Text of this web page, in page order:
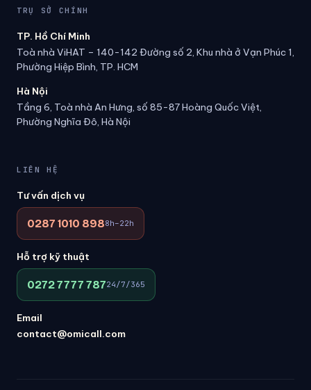
TRỤ SỞ CHÍNH
TP. Hồ Chí Minh
Toà nhà ViHAT – 140-142 Đường số 2, Khu nhà ở Vạn Phúc 1,
Phường Hiệp Bình, TP. HCM
Hà Nội
Tầng 6, Toà nhà An Hưng, số 85-87 Hoàng Quốc Việt,
Phường Nghĩa Đô, Hà Nội
LIÊN HỆ
Tư vấn dịch vụ
0287 1010 8988h–22h
Hỗ trợ kỹ thuật
0272 7777 78724/7/365
Email
contact@omicall.com